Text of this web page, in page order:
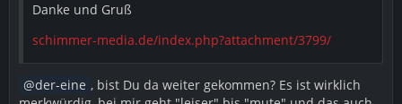
Danke und Gruß
schimmer-media.de/index.php?attachment/3799/
der-eine , bist Du da weiter gekommen? Es ist wirklich